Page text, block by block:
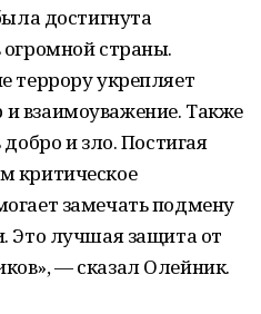
достигнута
страны.
террору укрепляет
взаимоуважение. Также
и зло. Постигая
критическое
замечать подмену
Это лучшая защита от
— сказал Олейник.